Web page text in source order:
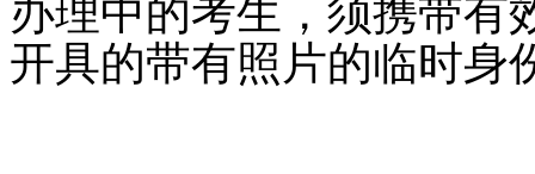
办理中的考生，须携带有
开具的带有照片的临时身